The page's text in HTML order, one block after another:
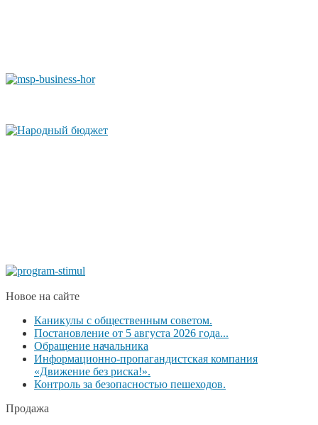
Новое на сайте
Каникулы с общественным советом.
Постановление от 5 августа 2026 года...
Обращение начальника
Информационно-пропагандистская компания
«Движение без риска!».
Контроль за безопасностью пешеходов.
Продажа